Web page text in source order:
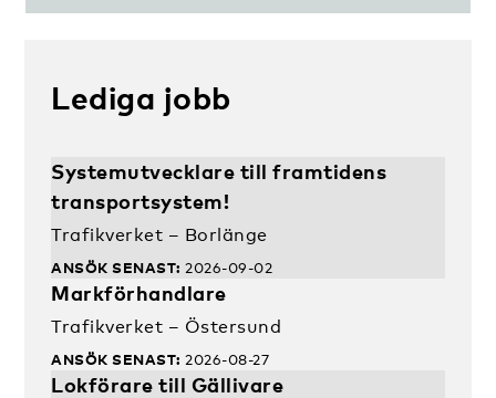
Lediga jobb
Systemutvecklare till framtidens
transportsystem!
Trafikverket – Borlänge
ANSÖK SENAST: 2026-09-02
Markförhandlare
Trafikverket – Östersund
ANSÖK SENAST: 2026-08-27
Lokförare till Gällivare